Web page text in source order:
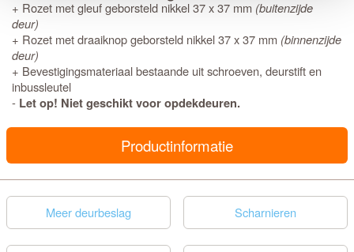
+ Rozet met gleuf geborsteld nikkel 37 x 37 mm (buitenzijde
deur)
+ Rozet met draaiknop geborsteld nikkel 37 x 37 mm (binnenzijde
deur)
+ Bevestigingsmateriaal bestaande uit schroeven, deurstift en
inbussleutel
- Let op! Niet geschikt voor opdekdeuren.
Productinformatie
Meer deurbeslag Scharnieren